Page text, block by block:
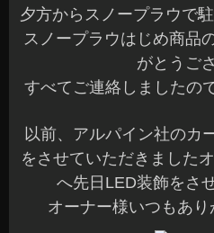
夕方からスノープラウで
スノープラウはじめ商品
がとうご
すべてご連絡しましたの
以前、アルパイン社のカ
をさせていただきました
へ先日LED装飾をさ
オーナー様いつもあり